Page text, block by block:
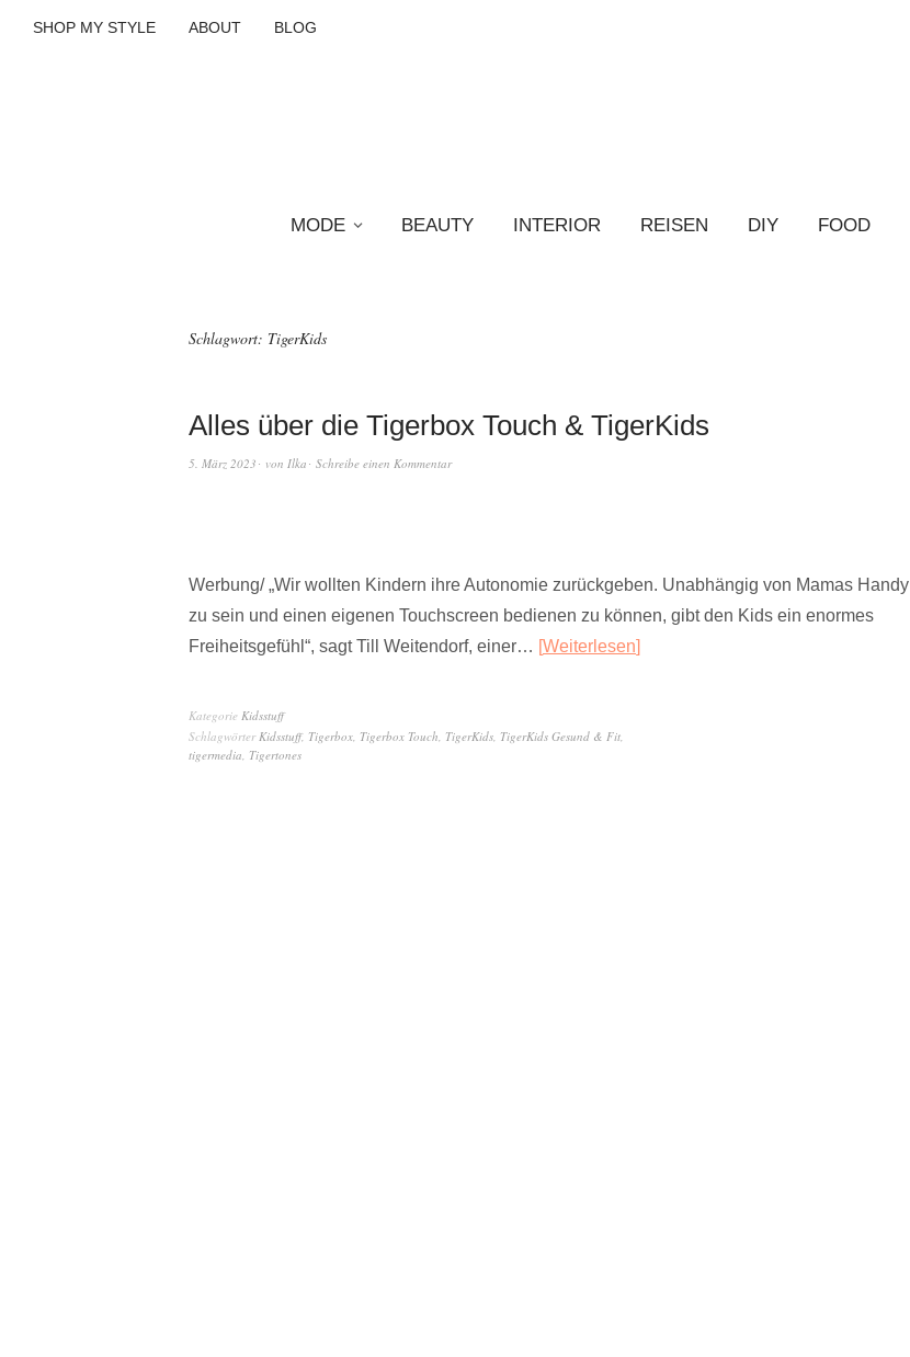
SHOP MY STYLE ABOUT
BLOG
MODE BEAUTY INTERIOR REISEN DIY FOOD
Schlagwort: TigerKids
Alles über die Tigerbox Touch & TigerKids
5. März 2023 von Ilka Schreibe einen Kommentar
Werbung/ „Wir wollten Kindern ihre Autonomie zurückgeben. Unabhängig von Mamas Handy
zu sein und einen eigenen Touchscreen bedienen zu können, gibt den Kids ein enormes
Freiheitsgefühl“, sagt Till Weitendorf, einer… Weiterlesen
Kategorie Kidsstuff
SchlagwörterKidsstuff, Tigerbox, Tigerbox Touch, TigerKids, TigerKids Gesund & Fit,
tigermedia, Tigertones